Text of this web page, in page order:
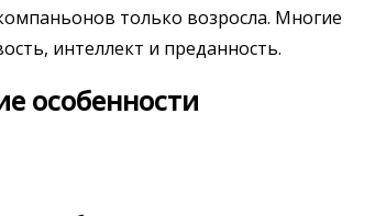
только возросла. Многие
интеллект и преданность.
особенности